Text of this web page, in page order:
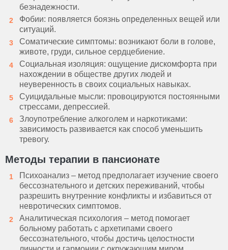
безнадежности.
Фобии: появляется боязнь определенных вещей или
ситуаций.
Соматические симптомы: возникают боли в голове,
животе, груди, сильное сердцебиение.
Социальная изоляция: ощущение дискомфорта при
нахождении в обществе других людей и
неуверенность в своих социальных навыках.
Суицидальные мысли: провоцируются постоянными
стрессами, депрессией.
Злоупотребление алкоголем и наркотиками:
зависимость развивается как способ уменьшить
тревогу.
Методы терапии в пансионате
Психоанализ – метод предполагает изучение своего
бессознательного и детских переживаний, чтобы
разрешить внутренние конфликты и избавиться от
невротических симптомов.
Аналитическая психология – метод помогает
больному работать с архетипами своего
бессознательного, чтобы достичь целостности